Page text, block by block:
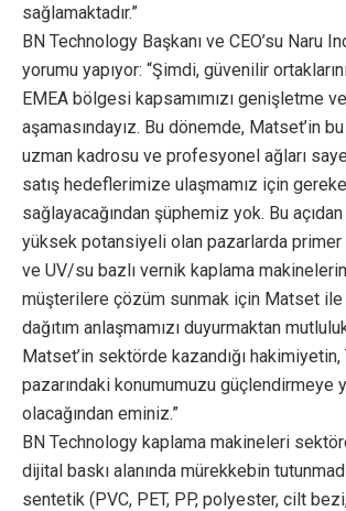
sağlamaktadır.”
BN Technology Başkanı ve CEO’su Naru
yorumu yapıyor: “Şimdi, güvenilir
EMEA bölgesi kapsamımızı genişletme
aşamasındayız. Bu dönemde, Matset’in
uzman kadrosu ve profesyonel ağları
satış hedeflerimize ulaşmamız için
sağlayacağından şüphemiz yok. Bu
yüksek potansiyeli olan pazarlarda primer
ve UV/su bazlı vernik kaplama
müşterilere çözüm sunmak için Matset ile
dağıtım anlaşmamızı duyurmaktan
Matset’in sektörde kazandığı hakimiyetin,
pazarındaki konumumuzu güçlendirmeye
olacağından eminiz.”
BN Technology kaplama makineleri
dijital baskı alanında mürekkebin
sentetik (PVC, PET, PP, polyester, cilt